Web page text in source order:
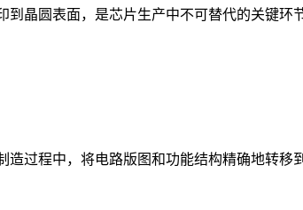
晶圆表面，是芯片生产中不可替代的关键环
过程中，将电路版图和功能结构精确地转移